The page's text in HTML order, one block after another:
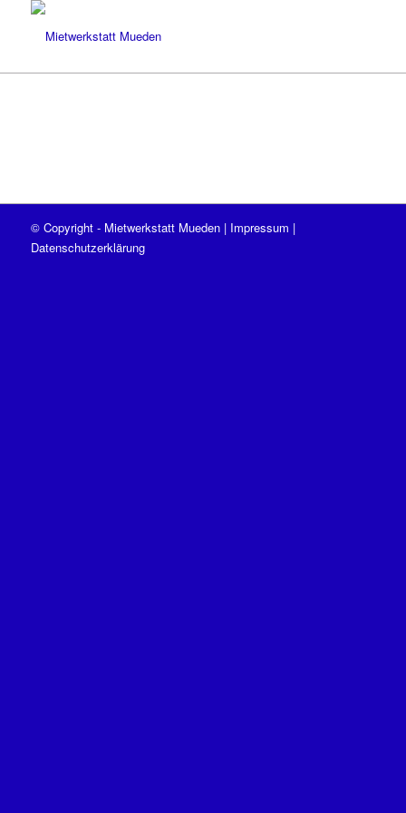
© Copyright - Mietwerkstatt Mueden |Impressum |
Datenschutzerklärung